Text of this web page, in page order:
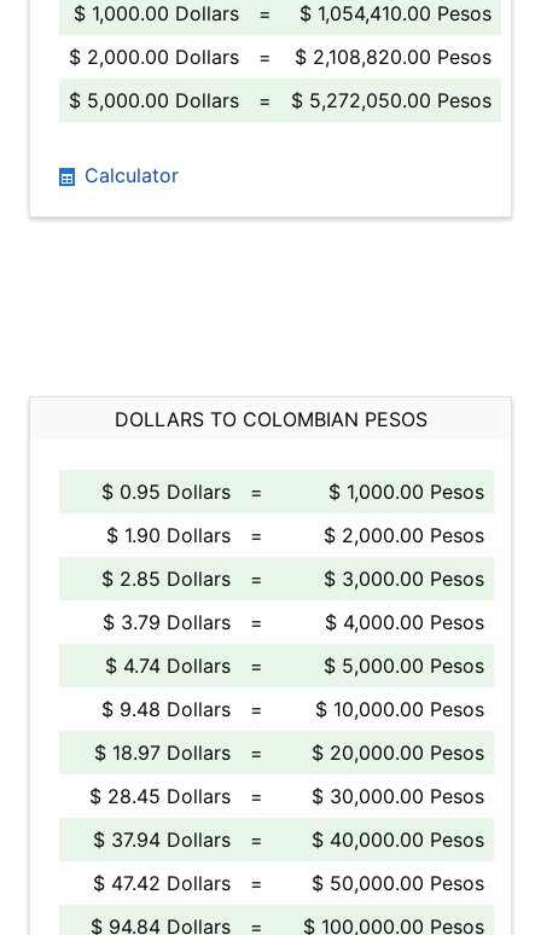
$ 1,000.00 Dollars
=
$ 1,054,410.00 Pesos
$ 2,000.00 Dollars
=
$ 2,108,820.00 Pesos
$ 5,000.00 Dollars
= $ 5,272,050.00 Pesos
Calculator
DOLLARS TO COLOMBIAN PESOS
$ 0.95 Dollars =
$ 1,000.00 Pesos
$ 1.90 Dollars
=
$ 2,000.00 Pesos
$ 2.85 Dollars
=
$ 3,000.00 Pesos
$ 3.79 Dollars
=
$ 4,000.00 Pesos
$ 4.74 Dollars
=
$ 5,000.00 Pesos
$ 9.48 Dollars
=
$ 10,000.00 Pesos
$ 18.97 Dollars
=
$ 20,000.00 Pesos
$ 28.45 Dollars
=
$ 30,000.00 Pesos
$ 37.94 Dollars
=
$ 40,000.00 Pesos
$ 47.42 Dollars
=
$ 50,000.00 Pesos
$ 94.84 Dollars
= $ 100,000.00 Pesos